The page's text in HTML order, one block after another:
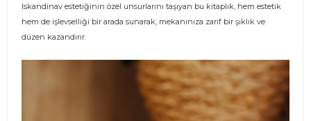
Iskandinav estetiğinin özel unsurlarını taşıyan bu kitaplık, hem estetik
hem de işlevselliği bir arada sunarak, mekanınıza zarif bir şıklık ve
düzen kazandırır.